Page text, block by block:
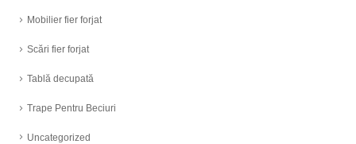
Mobilier fier forjat
Scări fier forjat
Tablă decupată
Trape Pentru Beciuri
Uncategorized